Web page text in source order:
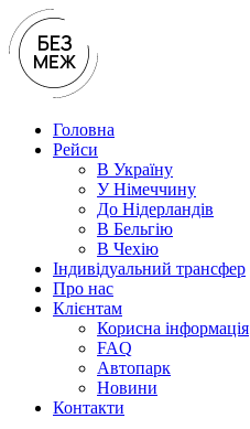
Перейти
до
вмісту
Головна
Рейси
В Україну
У Нiмеччину
До Нідерландів
В Бельгію
В Чехiю
Індивідуальний трансфер
Про нас
Клієнтам
Корисна інформація
FAQ
Автопарк
Новини
Контакти